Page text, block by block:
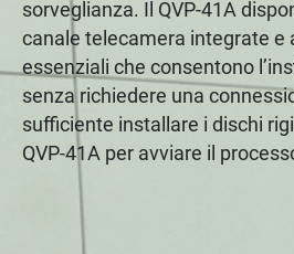
sorveglianza. Il QVP-41A
canale telecamera integrate e
essenziali che consentono
senza richiedere una
sufficiente installare i dischi
QVP-41A per avviare il